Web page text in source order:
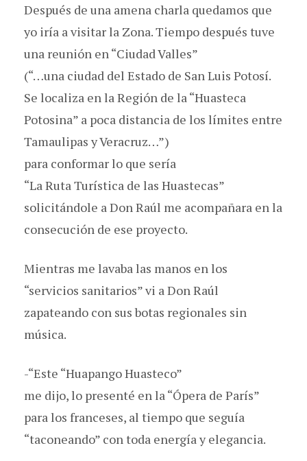
Después de una amena charla quedamos que
yo iría a visitar la Zona. Tiempo después tuve
una reunión en “Ciudad Valles”
(“…una ciudad del Estado de San Luis Potosí.
Se localiza en la Región de la “Huasteca
Potosina” a poca distancia de los límites entre
Tamaulipas y Veracruz…”)
para conformar lo que sería
“La Ruta Turística de las Huastecas”
solicitándole a Don Raúl me acompañara en la
consecución de ese proyecto.
Mientras me lavaba las manos en los
“servicios sanitarios” vi a Don Raúl
zapateando con sus botas regionales sin
música.
-“Este “Huapango Huasteco”
me dijo, lo presenté en la “Ópera de París”
para los franceses, al tiempo que seguía
“taconeando” con toda energía y elegancia.